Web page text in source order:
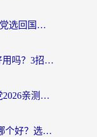
Proton VPN中国能用吗？海外党选回国加速器的避坑指南（附番茄加速器实测）
海外党必看：斧牛和Fly2CN好用吗？3招教你选对回国加速器（附免费试用攻略）
斧牛和OurPlay哪个好？海外党2026亲测：选对加速器，国内资源秒加载
海外党纠结Quickback和Kuyo哪个好？选对回国加速器才能无缝刷国内资源